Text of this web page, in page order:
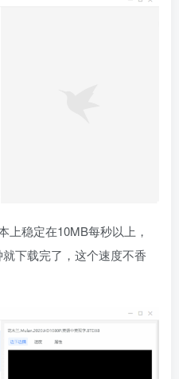
上稳定在10MB每秒以上，
下载完了，这个速度不香